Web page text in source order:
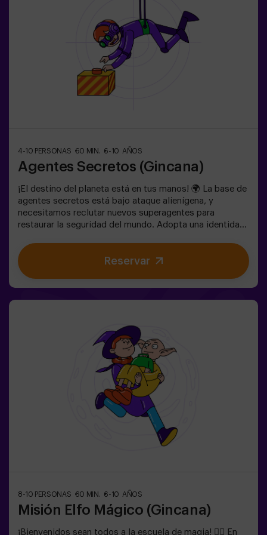
4-10 PERSONAS 60 MIN. 6-10 AÑOS
Agentes Secretos (Gincana)
¡El destino del planeta está en tus manos! 🌍 La base de
agentes secretos está bajo ataque alienígena, y
necesitamos reclutar nuevos superagentes para
restaurar la seguridad del mundo. Adopta una identidad
equipo excepcional, preparado para enfrentar cualquier
amenaza. 💪 ¡Cada segundo cuenta! ¿Te atreves a
aceptar la misión? 🎯 El juego está diseñado
un entrenamiento de super agentes. Incluye juego de
Lasers. El juego se juega en oscuridad con luces led.
Las gincanas son una serie de juegos físicos en equipo
coordinadas por un monitor.
Reservar
8-10 PERSONAS 60 MIN. 6-10 AÑOS
Misión Elfo Mágico (Gincana)
¡Bienvenidos sean todos a la escuela de magia! 🧙‍♀️ En